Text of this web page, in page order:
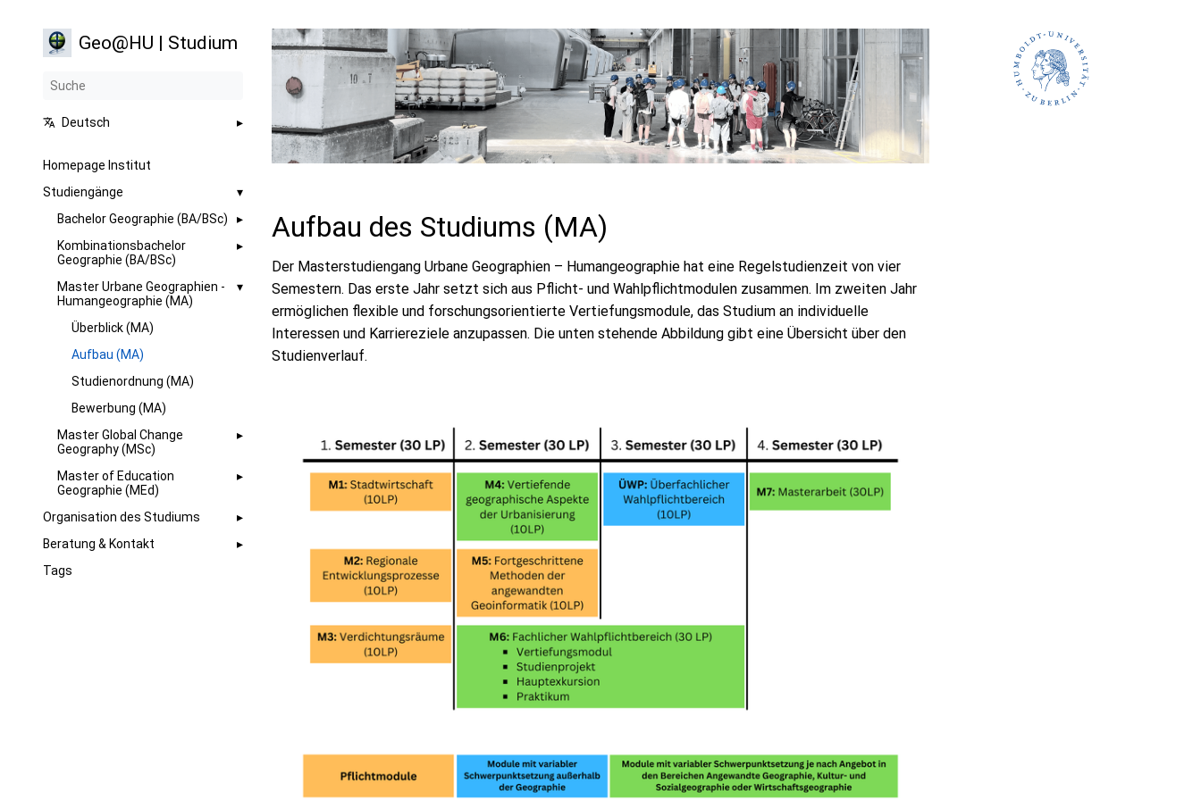
Geo@HU | Studium
Deutsch
Homepage Institut
Studiengänge
Bachelor Geographie (BA/BSc)
Kombinationsbachelor
Geographie (BA/BSc)
Master Urbane Geographien -
Humangeographie (MA)
Überblick (MA)
Aufbau (MA)
Studienordnung (MA)
Bewerbung (MA)
Master Global Change
Geography (MSc)
Master of Education
Geographie (MEd)
Organisation des Studiums
Beratung & Kontakt
Tags
Aufbau des Studiums (MA)
Der Masterstudiengang Urbane Geographien – Humangeographie hat eine Regelstudienzeit von vier
Semestern. Das erste Jahr setzt sich aus Pflicht- und Wahlpflichtmodulen zusammen. Im zweiten Jahr
ermöglichen flexible und forschungsorientierte Vertiefungsmodule, das Studium an individuelle
Interessen und Karriereziele anzupassen. Die unten stehende Abbildung gibt eine Übersicht über den
Studienverlauf.